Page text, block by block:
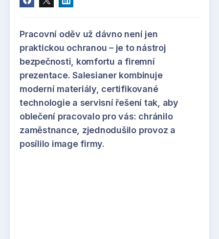
Pracovní oděv už dávno není jen
praktickou ochranou – je to nástroj
bezpečnosti, komfortu a firemní
prezentace. Salesianer kombinuje
moderní materiály, certifikované
technologie a servisní řešení tak, aby
oblečení pracovalo pro vás: chránilo
zaměstnance, zjednodušilo provoz a
posílilo image firmy.